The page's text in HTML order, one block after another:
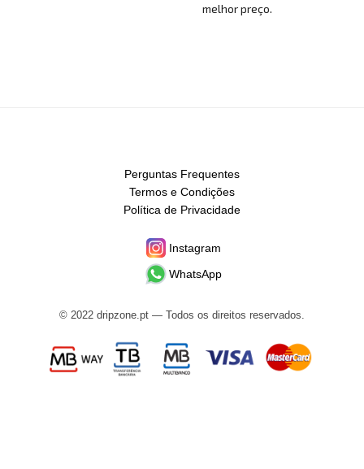
melhor preço.
Perguntas Frequentes
Termos e Condições
Política de Privacidade
Instagram
WhatsApp
© 2022 dripzone.pt — Todos os direitos reservados.